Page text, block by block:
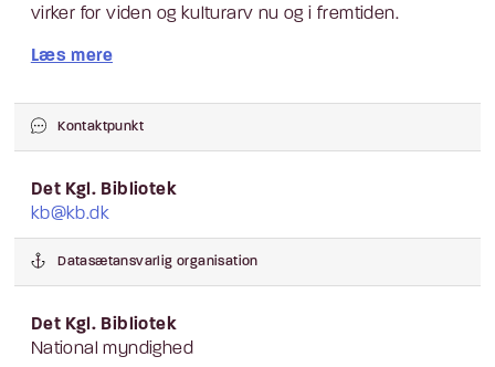
virker for viden og kulturarv nu og i fremtiden.
Læs mere
Kontaktpunkt
Det Kgl. Bibliotek
kb@kb.dk
Datasætansvarlig organisation
Det Kgl. Bibliotek
National myndighed